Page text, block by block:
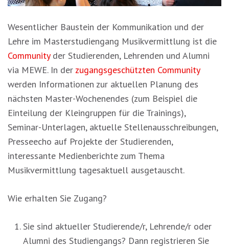
Wesentlicher Baustein der Kommunikation und der
Lehre im Masterstudiengang Musikvermittlung ist die
Communityder Studierenden, Lehrenden und Alumni
via MEWE. In der zugangsgeschützten Community
werden Informationen zur aktuellen Planung des
nächsten Master-Wochenendes (zum Beispiel die
Einteilung der Kleingruppen für die Trainings),
Seminar-Unterlagen, aktuelle Stellenausschreibungen,
Presseecho auf Projekte der Studierenden,
interessante Medienberichte zum Thema
Musikvermittlung tagesaktuell ausgetauscht.
Wie erhalten Sie Zugang?
Sie sind aktueller Studierende/r, Lehrende/r oder
Alumni des Studiengangs? Dann registrieren Sie